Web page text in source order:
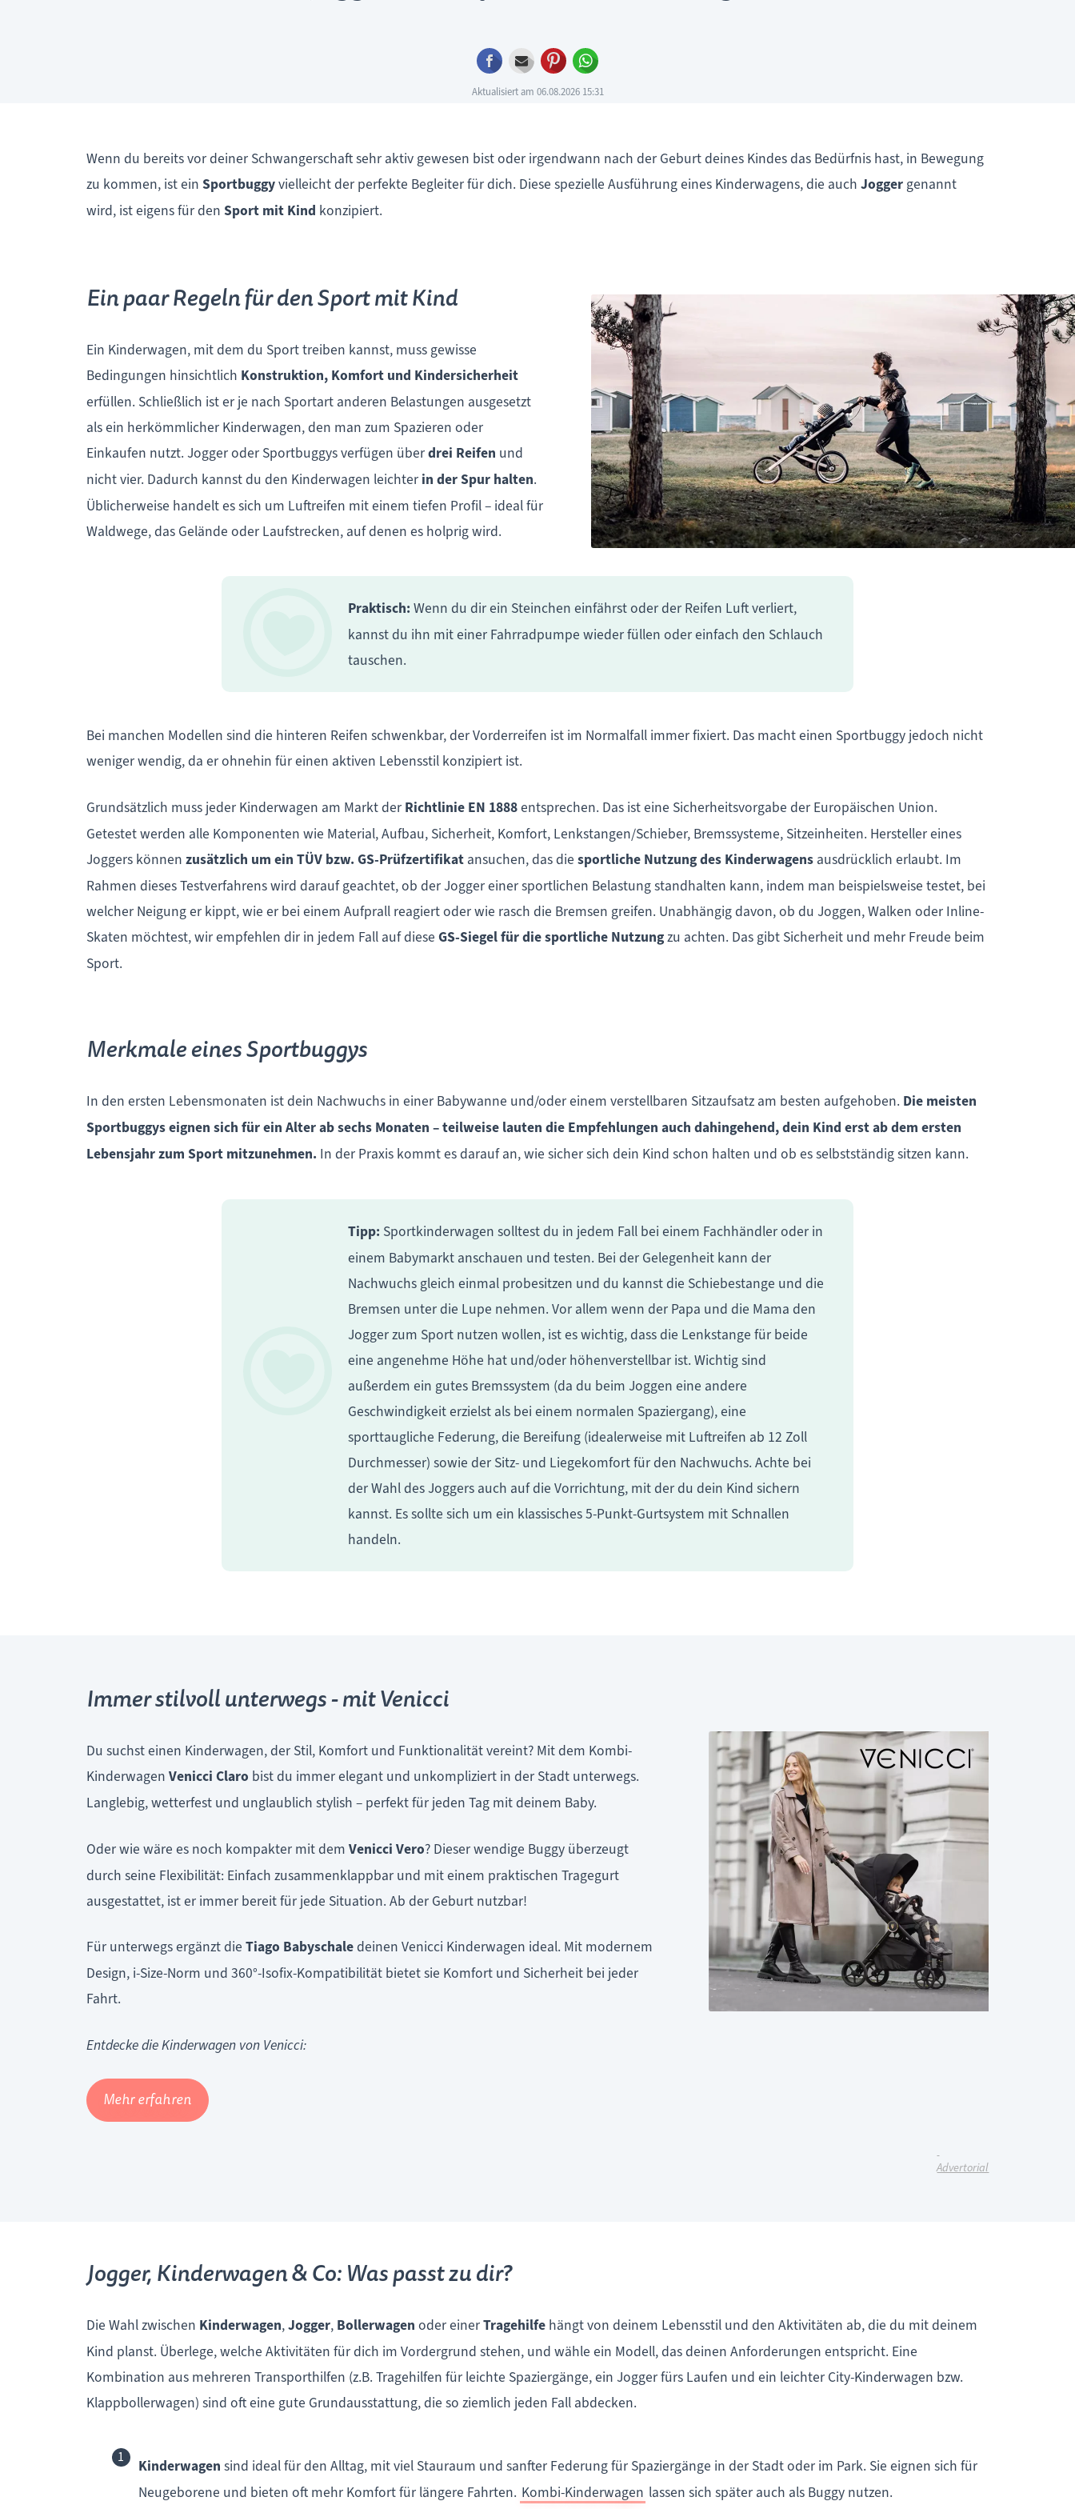
Facebook
E-mail Pinterest
Aktualisiert am 06.08.2026 15:31
Wenn du bereits vor deiner Schwangerschaft sehr aktiv gewesen bist oder irgendwann nach der Geburt deines Kindes das Bedürfnis hast, in Bewegung
zu kommen, ist ein Sportbuggyvielleicht der perfekte Begleiter für dich. Diese spezielle Ausführung eines Kinderwagens, die auch Joggergenannt
wird, ist eigens für den Sport mit Kind konzipiert.
Ein paar Regeln für den Sport mit Kind
Ein Kinderwagen, mit dem du Sport treiben kannst, muss gewisse
Bedingungen hinsichtlich Konstruktion, Komfort und Kindersicherheit
erfüllen. Schließlich ist er je nach Sportart anderen Belastungen ausgesetzt
als ein herkömmlicher Kinderwagen, den man zum Spazieren oder
Einkaufen nutzt. Jogger oder Sportbuggys verfügen überdrei Reifen und
nicht vier. Dadurch kannst du den Kinderwagen leichter in der Spur halten.
Üblicherweise handelt es sich um Luftreifen mit einem tiefen Profil – ideal für
Waldwege, das Gelände oder Laufstrecken, auf denen es holprig wird.
Praktisch: Wenn du dir ein Steinchen einfährst oder der Reifen Luft verliert,
kannst du ihn mit einer Fahrradpumpe wieder füllen oder einfach den Schlauch
tauschen.
Bei manchen Modellen sind die hinteren Reifen schwenkbar, der Vorderreifen ist im Normalfall immer fixiert. Das macht einen Sportbuggy jedoch nicht
weniger wendig, da er ohnehin für einen aktiven Lebensstil konzipiert ist.
Grundsätzlich muss jeder Kinderwagen am Markt der Richtlinie EN 1888entsprechen. Das ist eine Sicherheitsvorgabe der Europäischen Union.
Getestet werden alle Komponenten wie Material, Aufbau, Sicherheit, Komfort, Lenkstangen/Schieber, Bremssysteme, Sitzeinheiten. Hersteller eines
Joggers können zusätzlich um ein TÜV bzw. GS-Prüfzertifikatansuchen, das die sportliche Nutzung des Kinderwagensausdrücklich erlaubt. Im
Rahmen dieses Testverfahrens wird darauf geachtet, ob der Jogger einer sportlichen Belastung standhalten kann, indem man beispielsweise testet, bei
welcher Neigung er kippt, wie er bei einem Aufprall reagiert oder wie rasch die Bremsen greifen. Unabhängig davon, ob du Joggen, Walken oder Inline-
Skaten möchtest, wir empfehlen dir in jedem Fall auf diese GS-Siegel für die sportliche Nutzungzu achten. Das gibt Sicherheit und mehr Freude beim
Sport.
Merkmale eines Sportbuggys
In den ersten Lebensmonaten ist dein Nachwuchs in einer Babywanne und/oder einem verstellbaren Sitzaufsatz am besten aufgehoben. Die meisten
Sportbuggys eignen sich für ein Alter ab sechs Monaten – teilweise lauten die Empfehlungen auch dahingehend, dein Kind erst ab dem ersten
Lebensjahr zum Sport mitzunehmen. In der Praxis kommt es darauf an, wie sicher sich dein Kind schon halten und ob es selbstständig sitzen kann.
Tipp: Sportkinderwagen solltest du in jedem Fall bei einem Fachhändler oder in
einem Babymarkt anschauen und testen. Bei der Gelegenheit kann der
Nachwuchs gleich einmal probesitzen und du kannst die Schiebestange und die
Bremsen unter die Lupe nehmen. Vor allem wenn der Papa und die Mama den
Jogger zum Sport nutzen wollen, ist es wichtig, dass die Lenkstange für beide
eine angenehme Höhe hat und/oder höhenverstellbar ist. Wichtig sind
außerdem ein gutes Bremssystem (da du beim Joggen eine andere
Geschwindigkeit erzielst als bei einem normalen Spaziergang), eine
sporttaugliche Federung, die Bereifung (idealerweise mit Luftreifen ab 12 Zoll
Durchmesser) sowie der Sitz- und Liegekomfort für den Nachwuchs. Achte bei
der Wahl des Joggers auch auf die Vorrichtung, mit der du dein Kind sichern
kannst. Es sollte sich um ein klassisches 5-Punkt-Gurtsystem mit Schnallen
handeln.
Immer stilvoll unterwegs - mit Venicci
Du suchst einen Kinderwagen, der Stil, Komfort und Funktionalität vereint? Mit dem Kombi-
Kinderwagen Venicci Claro bist du immer elegant und unkompliziert in der Stadt unterwegs.
Langlebig, wetterfest und unglaublich stylish – perfekt für jeden Tag mit deinem Baby.
Oder wie wäre es noch kompakter mit dem Venicci Vero? Dieser wendige Buggy überzeugt
durch seine Flexibilität: Einfach zusammenklappbar und mit einem praktischen Tragegurt
ausgestattet, ist er immer bereit für jede Situation. Ab der Geburt nutzbar!
Für unterwegs ergänzt die Tiago Babyschaledeinen Venicci Kinderwagen ideal. Mit modernem
Design, i-Size-Norm und 360°-Isofix-Kompatibilität bietet sie Komfort und Sicherheit bei jeder
Fahrt.
Entdecke die Kinderwagen von Venicci:
Mehr erfahren
Advertorial
Jogger, Kinderwagen & Co: Was passt zu dir?
Die Wahl zwischen Kinderwagen,Jogger, Bollerwagen oder einerTragehilfehängt von deinem Lebensstil und den Aktivitäten ab, die du mit deinem
Kind planst. Überlege, welche Aktivitäten für dich im Vordergrund stehen, und wähle ein Modell, das deinen Anforderungen entspricht. Eine
Kombination aus mehreren Transporthilfen (z.B. Tragehilfen für leichte Spaziergänge, ein Jogger fürs Laufen und ein leichter City-Kinderwagen bzw.
Klappbollerwagen) sind oft eine gute Grundausstattung, die so ziemlich jeden Fall abdecken.
Kinderwagen sind ideal für den Alltag, mit viel Stauraum und sanfter Federung für Spaziergänge in der Stadt oder im Park. Sie eignen sich für
Neugeborene und bieten oft mehr Komfort für längere Fahrten. Kombi-Kinderwagen lassen sich später auch als Buggy nutzen.